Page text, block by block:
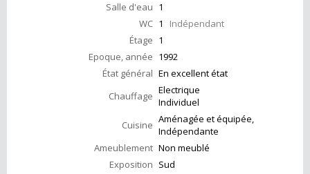
Salle d'eau 1
WC 1 Indépendant
Étage 1
Epoque, année 1992
État général En excellent état
Chauffage Electrique
Individuel
Cuisine Aménagée et équipée,
Indépendante
Ameublement Non meublé
Exposition Sud